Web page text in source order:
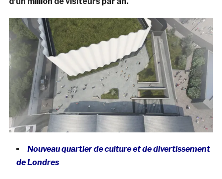
Nouveau quartier de culture et de divertissement
de Londres